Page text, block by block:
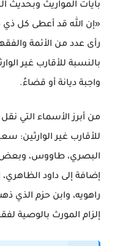
بآيات المواريث وبحديث
«إن الله قد أعطى كل
رأى عدد من الأئمة
بالنسبة للأقارب غير
واجبة ديانة أو قضاءً.
من أبرز الأسماء التي
للأقارب غير الوارثين:
البصري، طاووس، وبعض
إضافة إلى داود
راهويه، وابن حزم الذي
إلزام المورث بالوصية